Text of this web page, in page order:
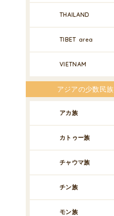
THAILAND
TIBET area
VIETNAM
アジアの少数民族
アカ族
カトゥー族
チャウマ族
チン族
モン族